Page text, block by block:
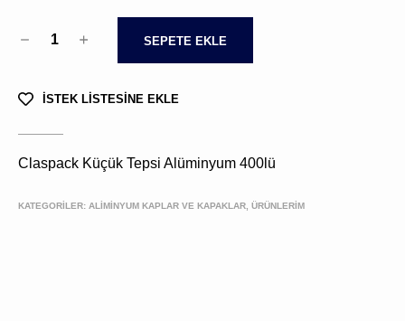
1 SEPETE EKLE
İSTEK LİSTESİNE EKLE
Claspack Küçük Tepsi Alüminyum 400lü
KATEGORİLER: ALİMİNYUM KAPLAR VE KAPAKLAR, ÜRÜNLERIM